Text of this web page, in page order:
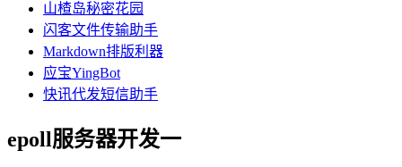
山楂岛秘密花园
闪客文件传输助手
Markdown排版利器
应宝YingBot
快讯代发短信助手
epoll服务器开发一